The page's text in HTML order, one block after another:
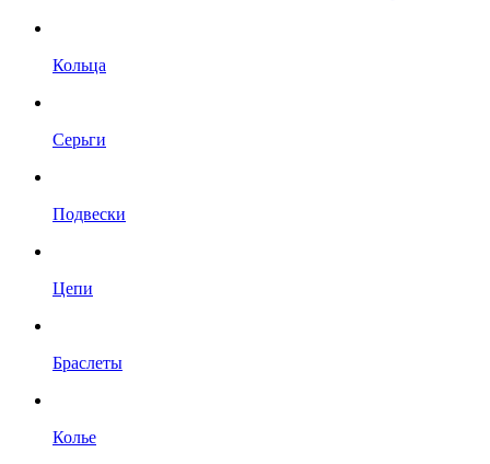
Кольца
Серьги
Подвески
Цепи
Браслеты
Колье